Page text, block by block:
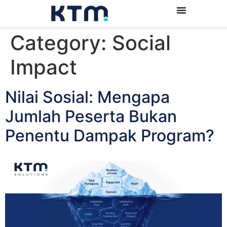
Category: Social
Impact
Nilai Sosial: Mengapa
Jumlah Peserta Bukan
Penentu Dampak Program?